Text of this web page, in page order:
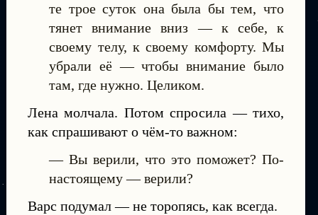
те трое суток она была бы тем, что
тянет внимание вниз — к себе, к
своему телу, к своему комфорту. Мы
убрали её — чтобы внимание было
там, где нужно. Целиком.
Лена молчала. Потом спросила — тихо,
как спрашивают о чём-то важном:
— Вы верили, что это поможет? По-
настоящему — верили?
Варс подумал — не торопясь, как всегда.